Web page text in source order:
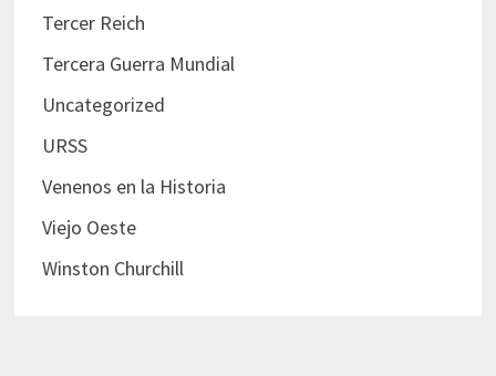
Tercer Reich
Tercera Guerra Mundial
Uncategorized
URSS
Venenos en la Historia
Viejo Oeste
Winston Churchill